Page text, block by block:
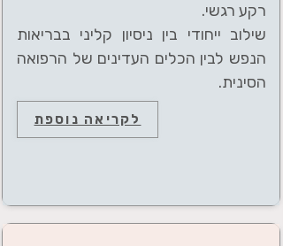
רקע רגשי.
שילוב ייחודי בין ניסיון קליני בבריאות
הנפש לבין הכלים העדינים של הרפואה
הסינית.
לקריאה נוספת